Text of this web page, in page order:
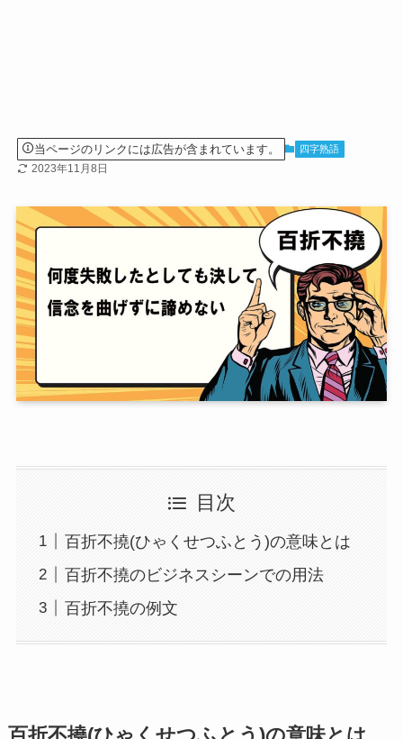
当ページのリンクには広告が含まれています。 四字熟語
2023年11月8日
目次
百折不撓(ひゃくせつふとう)の意味とは
百折不撓のビジネスシーンでの用法
百折不撓の例文